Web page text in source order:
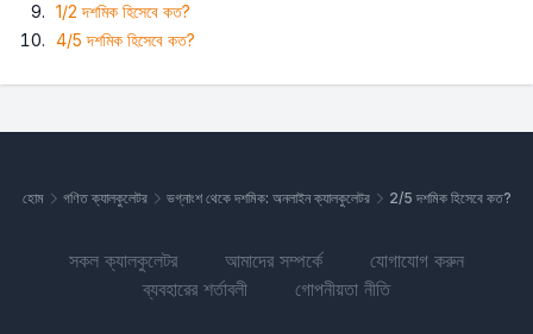
1/2 দশমিক হিসেবে কত?
4/5 দশমিক হিসেবে কত?
হোম গণিত ক্যালকুলেটর ভগ্নাংশ থেকে দশমিক: অনলাইন ক্যালকুলেটর 2/5 দশমিক হিসেবে কত?
সকল ক্যালকুলেটর আমাদের সম্পর্কে
যোগাযোগ করুন
ব্যবহারের শর্তাবলী
গোপনীয়তা নীতি